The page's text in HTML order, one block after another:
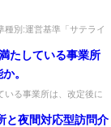
種別:運営基準「サテライ
たしている事業所
。
いる事業所は、改定後に
と夜間対応型訪問介